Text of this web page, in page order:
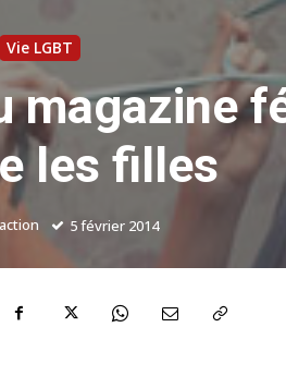
Vie LGBT
magazine
les filles
5 février 2014